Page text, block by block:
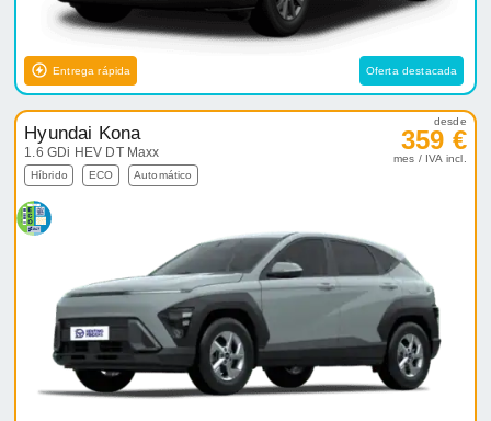
Entrega rápida Oferta destacada
Hyundai Kona
1.6 GDi HEV DT Maxx
Híbrido ECO Automático
desde
359 €
mes / IVA incl.